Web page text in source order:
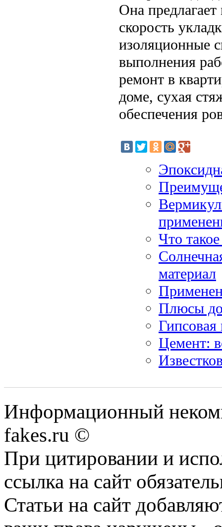
Она
скорость
изоляционные
выполнения
ремонт в
доме, сухая
обеспечения
Что
материал
Плюсы
Гипсовая
Цемент:
Информационный
fakes.ru ©
При цитировании и
ссылка на сайт
Статьи на сайт